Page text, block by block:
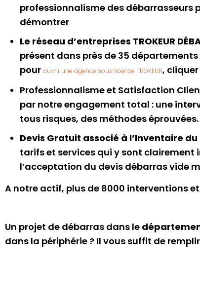
professionnalisme des débarrasseurs
démontrer
Le réseau d’entreprises TROKEUR
présent dans près de 35
pour ouvrir une agence sous licence TROKEUR,
Professionnalisme et Satisfaction
par notre engagement total : une
tous risques, des méthodes éprouvées.
Devis Gratuit associé à l’Inventaire
tarifs et services qui y sont clairement
l’acceptation du devis débarras vide
A notre actif, plus de 8000 interventions
Un projet de débarras dans le
dans la périphérie ? Il vous suffit de